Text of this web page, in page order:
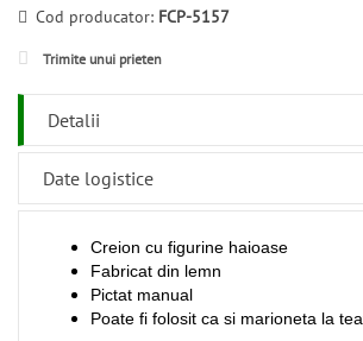
Cod producator: FCP-5157
Trimite unui prieten
Detalii
Date logistice
Creion cu figurine haioase
Fabricat din lemn
Pictat manual
Poate fi folosit ca si marioneta la